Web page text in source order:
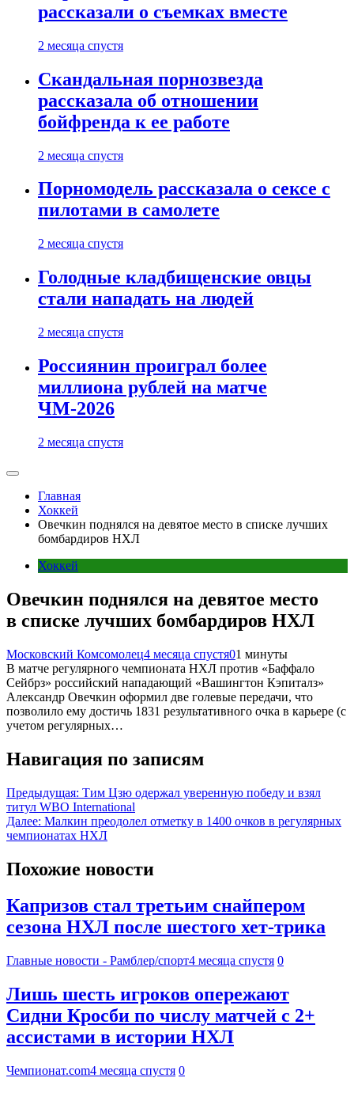
рассказали о съемках вместе
2 месяца спустя
Скандальная порнозвезда
рассказала об отношении
бойфренда к ее работе
2 месяца спустя
Порномодель рассказала о сексе с
пилотами в самолете
2 месяца спустя
Голодные кладбищенские овцы
стали нападать на людей
2 месяца спустя
Россиянин проиграл более
миллиона рублей на матче
ЧМ-2026
2 месяца спустя
Главная
Хоккей
Овечкин поднялся на девятое место в списке лучших
бомбардиров НХЛ
Хоккей
Овечкин поднялся на девятое место
в списке лучших бомбардиров НХЛ
Московский Комсомолец4 месяца спустя01 минуты
В матче регулярного чемпионата НХЛ против «Баффало
Сейбрз» российский нападающий «Вашингтон Кэпиталз»
Александр Овечкин оформил две голевые передачи, что
позволило ему достичь 1831 результативного очка в карьере (с
учетом регулярных…
Навигация по записям
Предыдущая: Тим Цзю одержал уверенную победу и взял
титул WBO International
Далее: Малкин преодолел отметку в 1400 очков в регулярных
чемпионатах НХЛ
Похожие новости
Капризов стал третьим снайпером
сезона НХЛ после шестого хет-трика
Главные новости - Рамблер/спорт4 месяца спустя 0
Лишь шесть игроков опережают
Сидни Кросби по числу матчей с 2+
ассистами в истории НХЛ
Чемпионат.com4 месяца спустя 0